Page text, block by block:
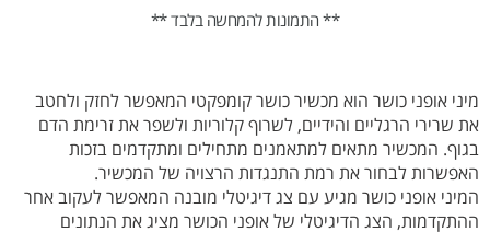
** התמונות להמחשה בלבד **
מיני אופני כושר הוא מכשיר כושר קומפקטי המאפשר לחזק ולחטב
את שרירי הרגליים והידיים, לשרוף קלוריות ולשפר את זרימת הדם
בגוף. המכשיר מתאים למתאמנים מתחילים ומתקדמים בזכות
האפשרות לבחור את רמת התנגדות הרצויה של המכשיר.
המיני אופני כושר מגיע עם צג דיגיטלי מובנה המאפשר לעקוב אחר
ההתקדמות, הצג הדיגיטלי של אופני הכושר מציג את הנתונים